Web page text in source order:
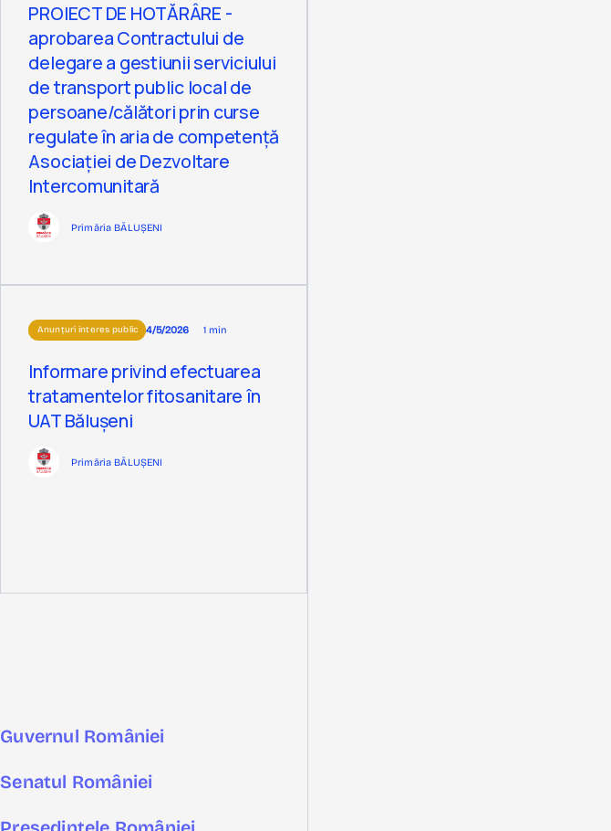
PROIECT DE HOTĂRÂRE -
aprobarea Contractului de
delegare a gestiunii serviciului
de transport public local de
persoane/călători prin curse
regulate în aria de competență
Asociației de Dezvoltare
Intercomunitară
Primăria BĂLUȘENI
Anunțuri interes public 4/5/2026 1 min
Informare privind efectuarea
tratamentelor fitosanitare în
UAT Bălușeni
Primăria BĂLUȘENI
Guvernul României
Senatul României